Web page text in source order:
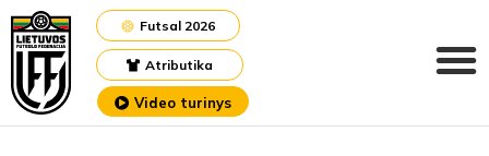
Atributika
Futsal 2026
Video turinys